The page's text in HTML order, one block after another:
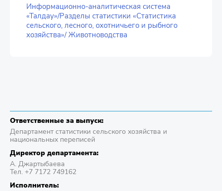
Информационно-аналитическая система
«Талдау»/Разделы статистики «Статистика
сельского, лесного, охотничьего и рыбного
хозяйства»/ Животноводства
Ответственные за выпуск:
Департамент статистики сельского хозяйства и
национальных переписей
Директор департамента:
А. Джартыбаева
Тел. +7 7172 749162
Исполнитель: